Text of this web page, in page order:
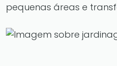
pequenas áreas e